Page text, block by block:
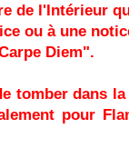
de l'Intérieur
ou à une
Diem".
tomber dans
pour